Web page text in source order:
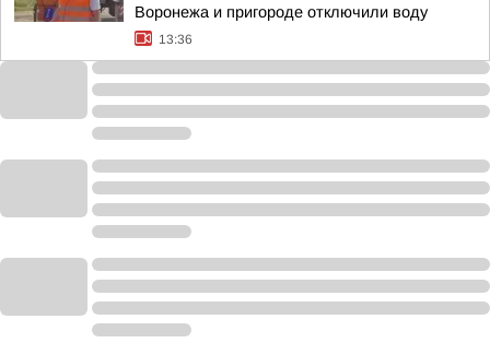
Воронежа и пригороде отключили воду
13:36